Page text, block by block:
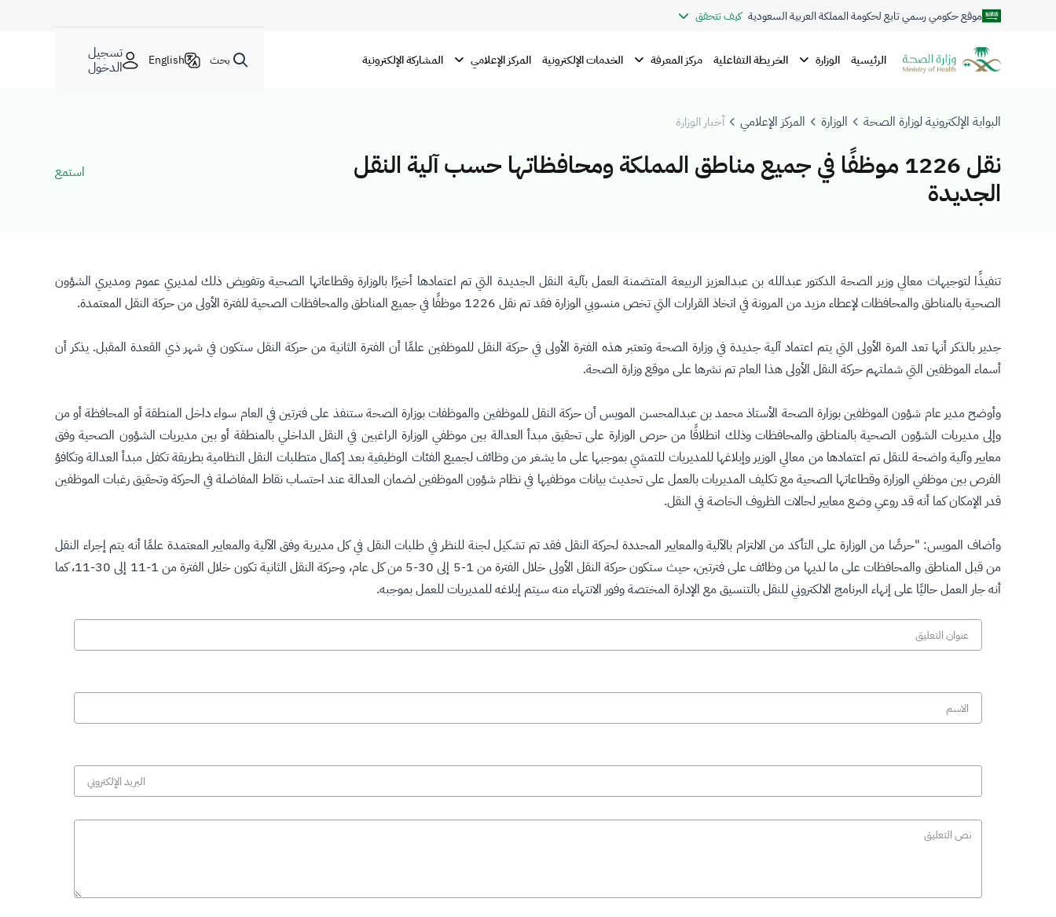
موقع حكومي رسمي تابع لحكومة المملكة العربية السعودية كيف تتحقق
الرئيسية الوزارة الخريطة التفاعلية مركز المعرفة الخدمات الإلكترونية المركز الإعلامي المشاركة الإلكترونية بحث English تسجيل
الدخول
البوابة الإلكترونية لوزارة الصحة الوزارة المركز الإعلامي أخبار الوزارة
نقل 1226 موظفًا في جميع مناطق المملكة ومحافظاتها حسب آلية النقل
الجديدة
استمع
تنفيذًا لتوجيهات معالي وزير الصحة الدكتور عبدالله بن عبدالعزيز الربيعة المتضمنة العمل بآلية النقل الجديدة التي تم اعتمادها أخيرًا بالوزارة وقطاعاتها الصحية وتفويض ذلك لمديري عموم ومديري الشؤون
الصحية بالمناطق والمحافظات لإعطاء مزيد من المرونة في اتخاذ القرارات التي تخص منسوبي الوزارة فقد تم نقل 1226 موظفًا في جميع المناطق والمحافظات الصحية للفترة الأولى من حركة النقل المعتمدة.
جدير بالذكر أنها تعد المرة الأولى التي يتم اعتماد آلية جديدة في وزارة الصحة وتعتبر هذه الفترة الأولى في حركة النقل للموظفين علمًا أن الفترة الثانية من حركة النقل ستكون في شهر ذي القعدة المقبل. يذكر أن
أسماء الموظفين التي شملتهم حركة النقل الأولى هذا العام تم نشرها على موقع وزارة الصحة.
وأوضح مدير عام شؤون الموظفين بوزارة الصحة الأستاذ محمد بن عبدالمحسن المويس أن حركة النقل للموظفين والموظفات بوزارة الصحة ستنفذ على فترتين في العام سواء داخل المنطقة أو المحافظة أو من
وإلى مديريات الشؤون الصحية بالمناطق والمحافظات وذلك انطلاقًا من حرص الوزارة على تحقيق مبدأ العدالة بين موظفي الوزارة الراغبين في النقل الداخلي بالمنطقة أو بين مديريات الشؤون الصحية وفق
معايير وآلية واضحة للنقل تم اعتمادها من معالي الوزير وإبلاغها للمديريات للتمشي بموجبها على ما يشغر من وظائف لجميع الفئات الوظيفية بعد إكمال متطلبات النقل النظامية بطريقة تكفل مبدأ العدالة وتكافؤ
الفرص بين موظفي الوزارة وقطاعاتها الصحية مع تكليف المديريات بالعمل على تحديث بيانات موظفيها في نظام شؤون الموظفين لضمان العدالة عند احتساب نقاط المفاضلة في الحركة وتحقيق رغبات الموظفين
قدر الإمكان كما أنه قد روعي وضع معايير لحالات الظروف الخاصة في النقل.
وأضاف المويس: "حرصًا من الوزارة على التأكد من الالتزام بالآلية والمعايير المحددة لحركة النقل فقد تم تشكيل لجنة للنظر في طلبات النقل في كل مديرية وفق الآلية والمعايير المعتمدة علمًا أنه يتم إجراء النقل
من قبل المناطق والمحافظات على ما لديها من وظائف على فترتين، حيث ستكون حركة النقل الأولى خلال الفترة من 1-5 إلى 30-5 من كل عام، وحركة النقل الثانية تكون خلال الفترة من 1-11 إلى 30-11، كما
أنه جار العمل حاليًا على إنهاء البرنامج الالكتروني للنقل بالتنسيق مع الإدارة المختصة وفور الانتهاء منه سيتم إبلاغه للمديريات للعمل بموجبه.